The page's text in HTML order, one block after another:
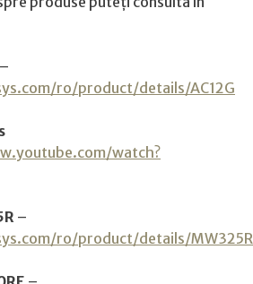
–
ro/product/details/AC12G
watch?
–
ro/product/details/MW325R